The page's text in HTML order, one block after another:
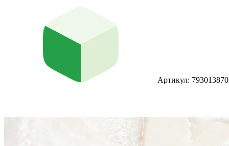
Артикул: